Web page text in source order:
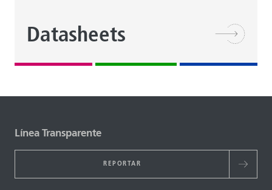
Datasheets
Línea Transparente
REPORTAR